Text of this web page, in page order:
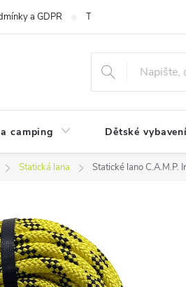
a GDPR Technologie
camping Dětské vybavení
Statická lana Statické lano C.A.M.P.